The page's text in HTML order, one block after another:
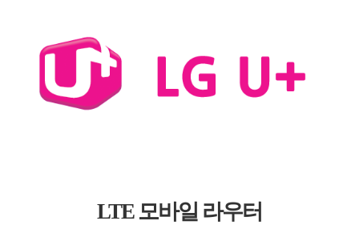
LTE 모바일 라우터